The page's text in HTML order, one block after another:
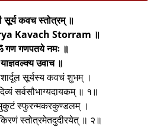
सूर्य कवच स्तोत्रम् ॥
Kavach Storram ॥
गण गणपतये नमः ॥
उवाच ॥
सूर्यस्य कवचं शुभम् ।
सर्वसौभाग्यदायकम् ॥ १॥
स्फुरन्मकरकुण्डलम् ।
स्तोत्रमेतदुदीरयेत् ॥ २॥